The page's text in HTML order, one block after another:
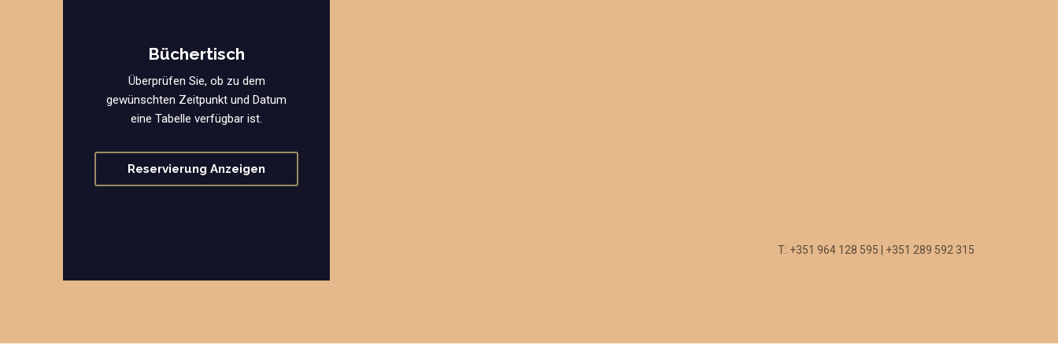
Büchertisch
Überprüfen Sie, ob zu dem
gewünschten Zeitpunkt und Datum
eine Tabelle verfügbar ist.
Reservierung Anzeigen
T: +351 964 128 595 | +351 289 592 315